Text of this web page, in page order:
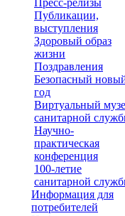
Пресс-релизы
Публикации,
выступления
Здоровый образ
жизни
Поздравления
Безопасный
год
Виртуальный
санитарной
Научно-
практическая
конференция
100-летие
санитарной
Информация для
потребителей